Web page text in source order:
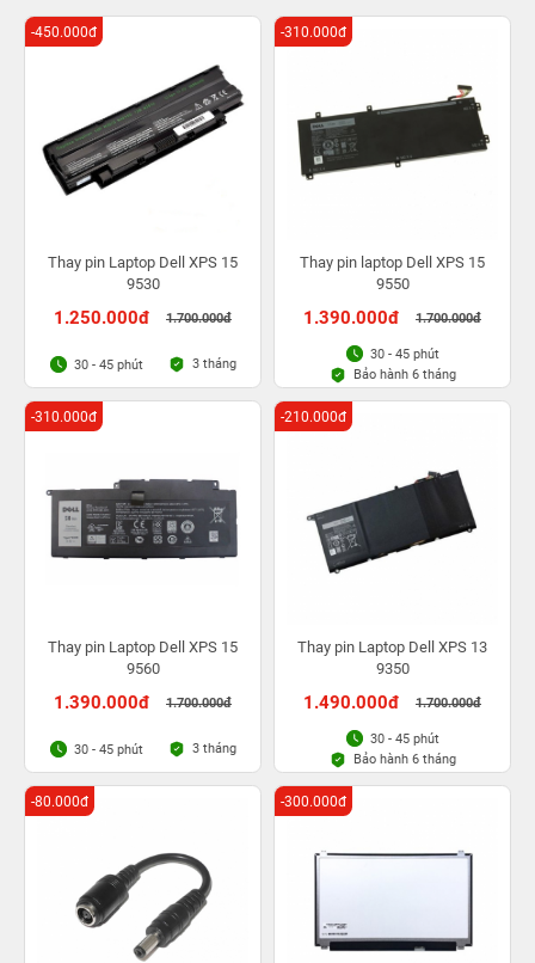
Thay pin Laptop Dell XPS 15
9530
1.250.000đ 1.700.000đ
-450.000đ
30 - 45 phút 3 tháng
Thay pin laptop Dell XPS 15
9550
1.390.000đ 1.700.000đ
-310.000đ
30 - 45 phút
Bảo hành 6 tháng
Thay pin Laptop Dell XPS 15
9560
1.390.000đ 1.700.000đ
-310.000đ
30 - 45 phút 3 tháng
Thay pin Laptop Dell XPS 13
9350
1.490.000đ 1.700.000đ
-210.000đ
30 - 45 phút
Bảo hành 6 tháng
-80.000đ -300.000đ